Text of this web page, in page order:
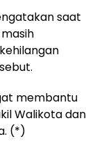
saat
membantu
Walikota dan
(*)